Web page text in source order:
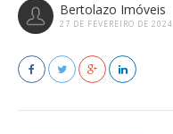
Bertolazo Imóveis
27 DE FEVEREIRO DE 2024